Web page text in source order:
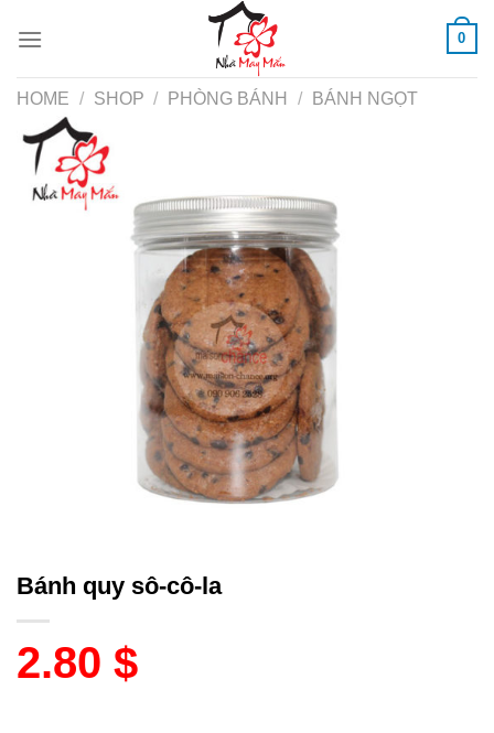
0
HOME / SHOP / PHÒNG BÁNH / BÁNH NGỌT
Bánh quy sô-cô-la
2.80 $